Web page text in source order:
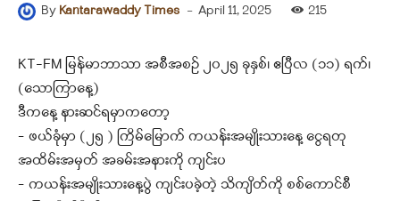
By Kantarawaddy Times - April 11, 2025 215
KT-FM မြန်မာဘာသာ အစီအစဉ် ၂၀၂၅ ခုနှစ်၊ ဧပြီလ (၁၁) ရက်၊
(သောကြာနေ့)
ဒီကနေ့ နားဆင်ရမှာကတော့
– ဖယ်ခုံမှာ (၂၅ ) ကြိမ်မြောက် ကယန်းအမျိုးသားနေ့ ငွေရတု
အထိမ်းအမှတ် အခမ်းအနားကို ကျင်းပ
– ကယန်းအမျိုးသားနေ့ပွဲ ကျင်းပခဲ့တဲ့ သိကျိတ်ကို စစ်ကောင်စီ